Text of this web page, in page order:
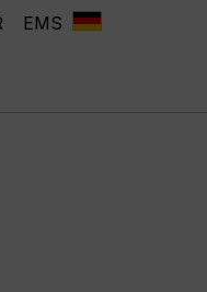
EMS